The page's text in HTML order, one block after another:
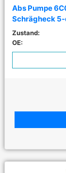
Abs Pumpe
Schrägheck 5-
Zustand:
OE: